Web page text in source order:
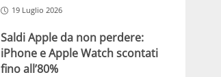
19 Luglio 2026
Saldi Apple da non perdere:
iPhone e Apple Watch scontati
fino all’80%